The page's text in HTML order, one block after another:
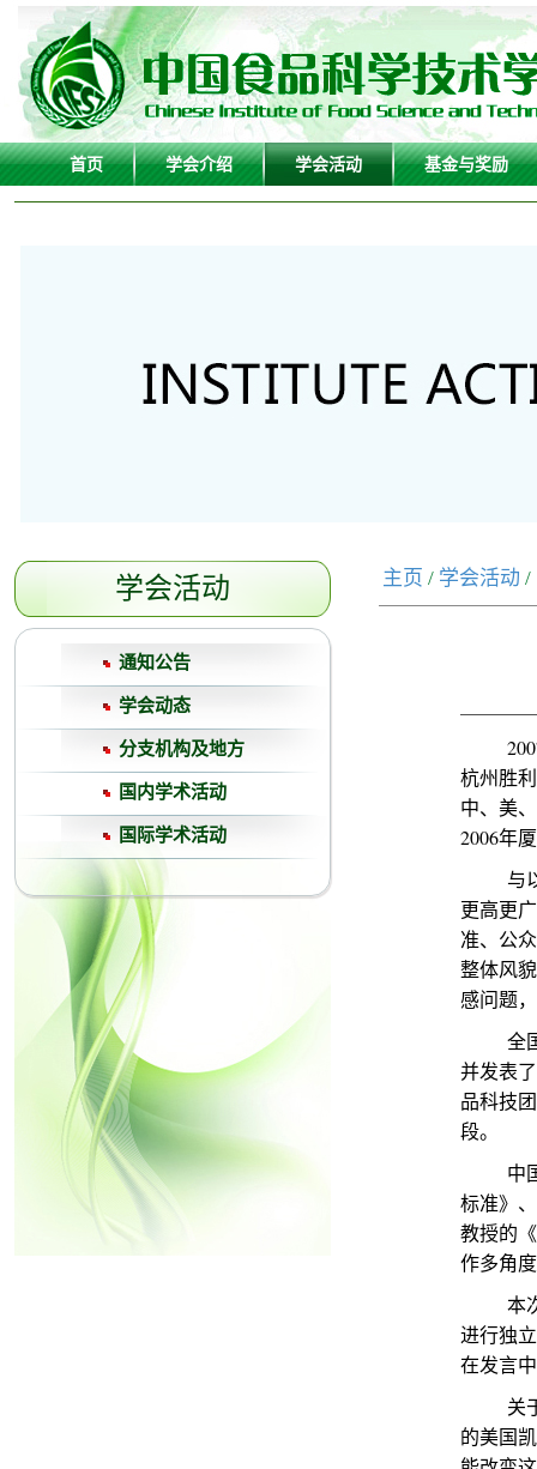
首页 学会介绍 学会活动 基金与奖励
学会活动
通知公告
学会动态
分支机构及地方
国内学术活动
国际学术活动
主页 / 学会活动 /
2007
杭州胜
中、美
2006年
与以
更高更
准、公
整体风
感问题
全国
并发表
品科技
段。
中国
标准》
教授的
作多角
本次
进行独
在发言
关于
的美国